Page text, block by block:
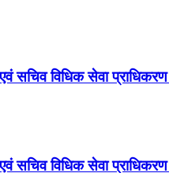
सचिव विधिक सेवा प्राधिकरण
सचिव विधिक सेवा प्राधिकरण